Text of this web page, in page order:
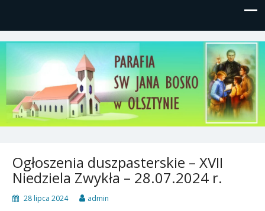
Parafia św, Jana Bosko w
Olsztynie
Gutkowo, ul. Żółkiewskiego 1
Ogłoszenia duszpasterskie – XVII
Niedziela Zwykła – 28.07.2024 r.
28 lipca 2024 admin